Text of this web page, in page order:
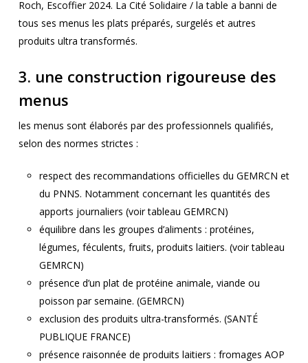
Roch, Escoffier 2024. La Cité Solidaire / la table a banni de
tous ses menus les plats préparés, surgelés et autres
produits ultra transformés.
3. une construction rigoureuse des
menus
les menus sont élaborés par des professionnels qualifiés,
selon des normes strictes :
respect des recommandations officielles du GEMRCN et
du PNNS. Notamment concernant les quantités des
apports journaliers (voir tableau GEMRCN)
équilibre dans les groupes d’aliments : protéines,
légumes, féculents, fruits, produits laitiers. (voir tableau
GEMRCN)
présence d’un plat de protéine animale, viande ou
poisson par semaine. (GEMRCN)
exclusion des produits ultra-transformés. (SANTÉ
PUBLIQUE FRANCE)
présence raisonnée de produits laitiers : fromages AOP